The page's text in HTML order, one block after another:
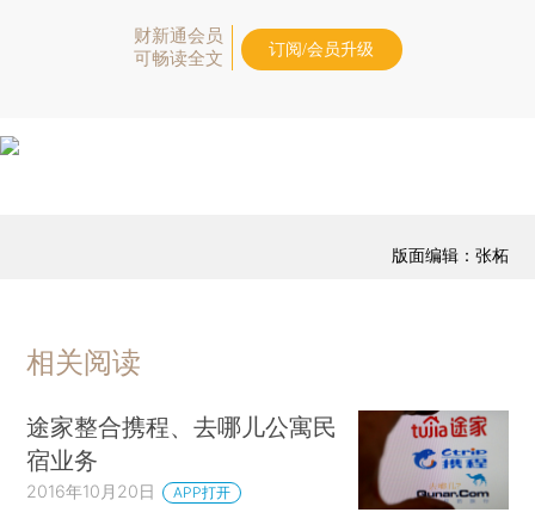
财新通会员
可畅读全文
订阅/会员升级
版面编辑：张柘
相关阅读
途家整合携程、去哪儿公寓民
宿业务
2016年10月20日 APP打开